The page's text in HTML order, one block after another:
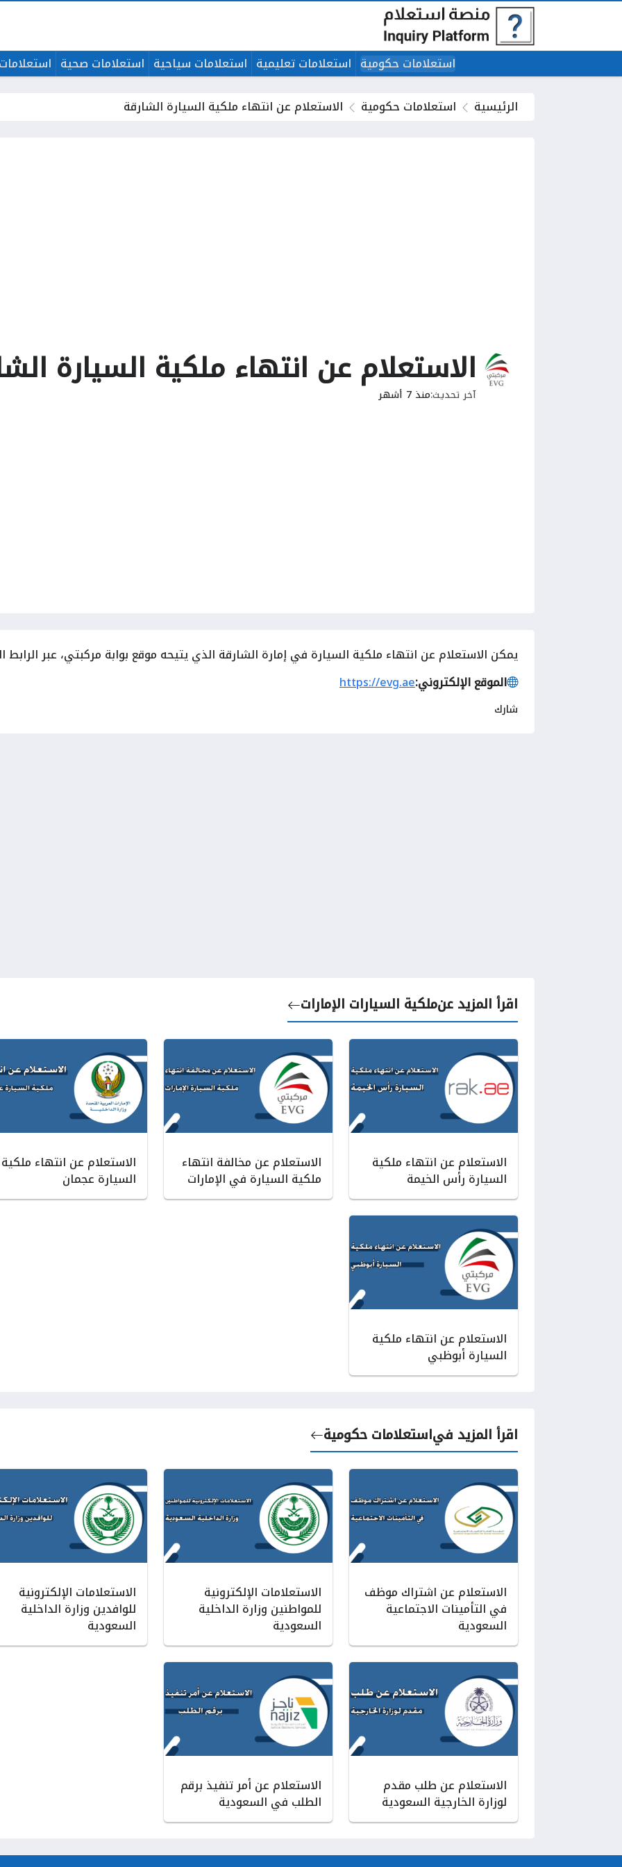
استعلامات حكومية استعلامات تعليمية استعلامات سياحية استعلامات صحية
الرئيسية
استعلامات حكومية الاستعلام عن انتهاء ملكية السيارة الشارقة
الاستعلام عن انتهاء ملكية السيارة
آخر تحديثمنذ 7 أشهر
يمكن الاستعلام عن انتهاء ملكية السيارة في إمارة الشارقة الذي يتيحه موقع بوابة مركبتي، عبر الرابط
الموقع الإلكتروني:https://evg.ae
شارك
اقرأ المزيد عنملكية السيارات الإمارات
الاستعلام عن انتهاء ملكية
السيارة رأس الخيمة
الاستعلام عن مخالفة انتهاء
ملكية السيارة في الإمارات
الاستعلام عن انتهاء ملكية
السيارة عجمان
الاستعلام عن انتهاء ملكية
السيارة أبوظبي
اقرأ المزيد فياستعلامات حكومية
الاستعلام عن اشتراك موظف
في التأمينات الاجتماعية
السعودية
الاستعلامات الإلكترونية
للمواطنين وزارة الداخلية
السعودية
الاستعلامات الإلكترونية
للوافدين وزارة الداخلية
السعودية
الاستعلام عن طلب مقدم
لوزارة الخارجية السعودية
الاستعلام عن أمر تنفيذ برقم
الطلب في السعودية